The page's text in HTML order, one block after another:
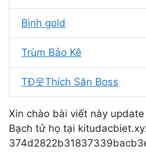
Bình gold
Trùm Bảo Kê
TĐ웃Thích Săn Boss
Xin chào bài viết này
Bạch tử họ tại